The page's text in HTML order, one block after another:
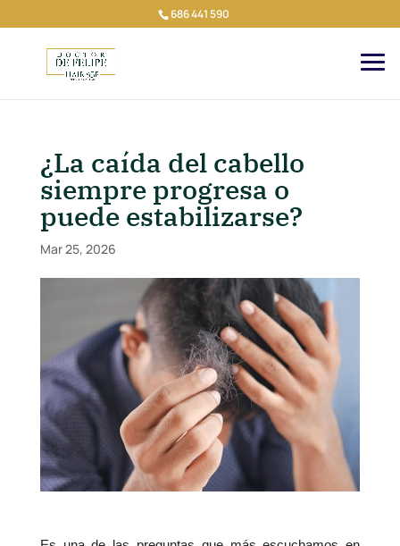
686 441 590
¿La caída del cabello
siempre progresa o
puede estabilizarse?
Mar 25, 2026